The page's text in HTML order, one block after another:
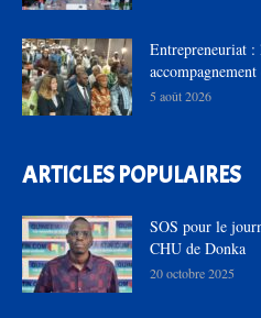
Entrepreneuriat :
5 août 2026
ARTICLES POPULAIRES
SOS pour le
CHU de Donka
20 octobre 2025